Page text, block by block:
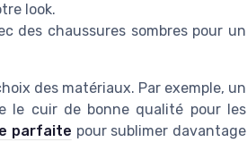
look.
des chaussures sombres pour un
des matériaux. Par exemple, un
le cuir de bonne qualité pour les
parfaite pour sublimer davantage